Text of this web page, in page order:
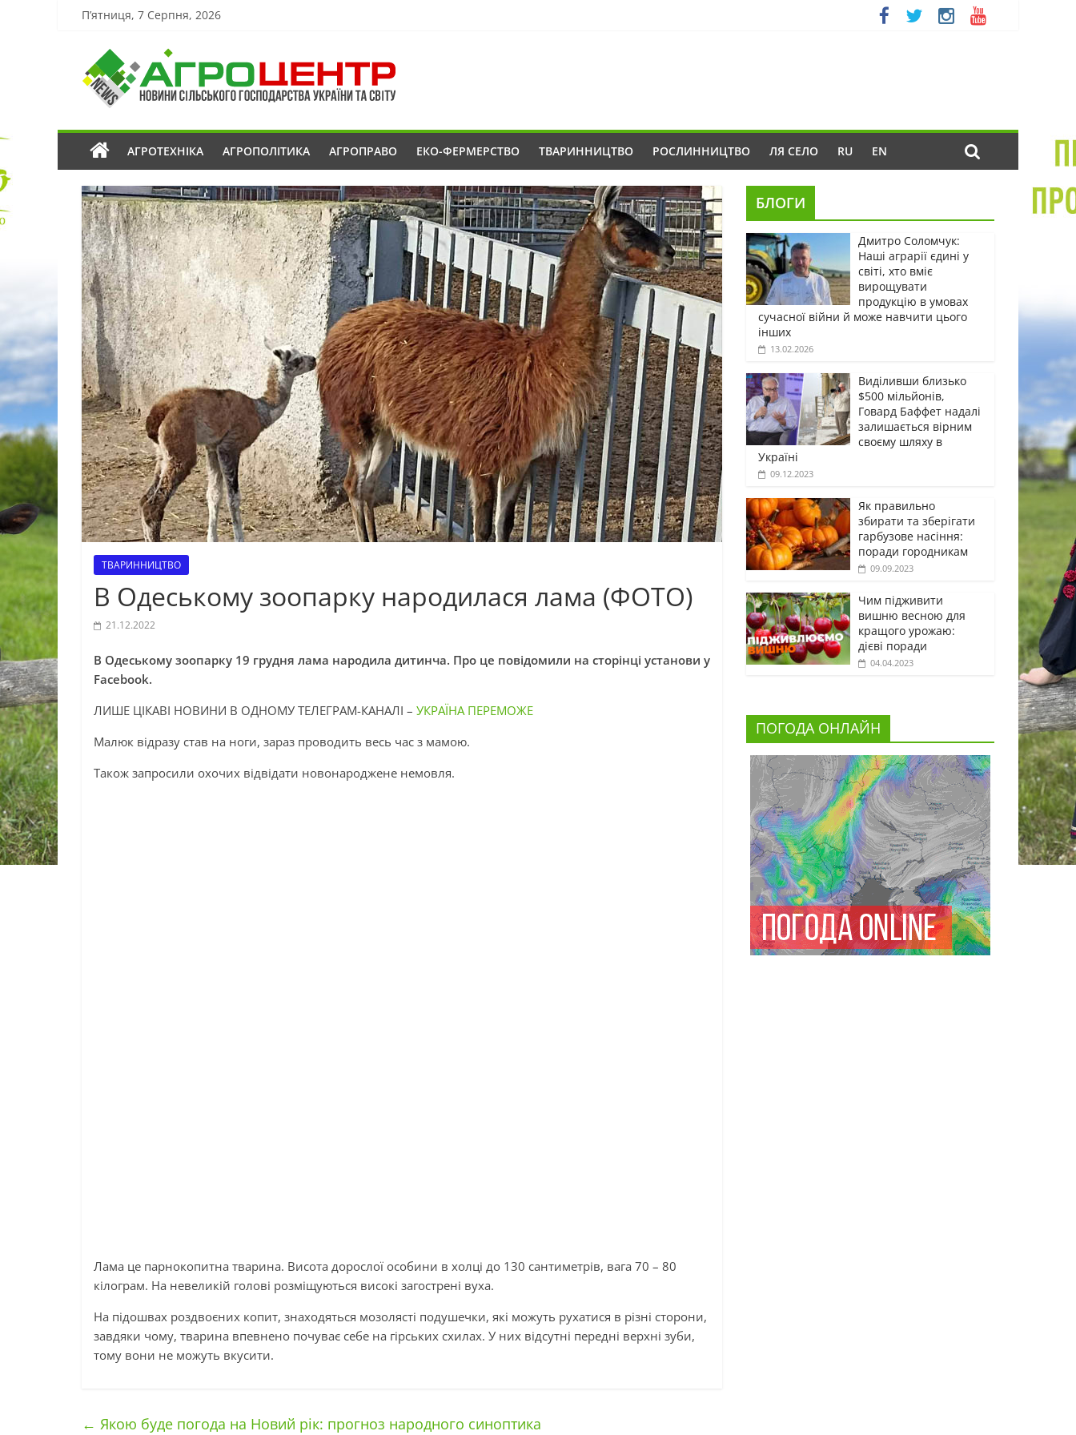
П’ятниця, 7 Серпня, 2026
АГРОТЕХНІКА АГРОПОЛІТИКА АГРОПРАВО ЕКО-ФЕРМЕРСТВО ТВАРИННИЦТВО РОСЛИННИЦТВО ЛЯ СЕЛО RU EN
ТВАРИННИЦТВО
В Одеському зоопарку народилася лама (ФОТО)
21.12.2022
В Одеському зоопарку 19 грудня лама народила дитинча. Про це повідомили на сторінці установи у
Facebook.
ЛИШЕ ЦІКАВІ НОВИНИ В ОДНОМУ ТЕЛЕГРАМ-КАНАЛІ – УКРАЇНА ПЕРЕМОЖЕ
Малюк відразу став на ноги, зараз проводить весь час з мамою.
Також запросили охочих відвідати новонароджене немовля.
Лама це парнокопитна тварина. Висота дорослої особини в холці до 130 сантиметрів, вага 70 – 80
кілограм. На невеликій голові розміщуються високі загострені вуха.
На підошвах роздвоєних копит, знаходяться мозолясті подушечки, які можуть рухатися в різні сторони,
завдяки чому, тварина впевнено почуває себе на гірських схилах. У них відсутні передні верхні зуби,
тому вони не можуть вкусити.
← Якою буде погода на Новий рік: прогноз народного синоптика
БЛОГИ
Дмитро Соломчук:
Наші аграрії єдині у
світі, хто вміє
вирощувати
продукцію в умовах
сучасної війни й може навчити цього
інших
13.02.2026
Виділивши близько
$500 мільйонів,
Говард Баффет надалі
залишається вірним
своєму шляху в
Україні
09.12.2023
Як правильно
збирати та зберігати
гарбузове насіння:
поради городникам
09.09.2023
Чим підживити
вишню весною для
кращого урожаю:
дієві поради
04.04.2023
ПОГОДА ОНЛАЙН